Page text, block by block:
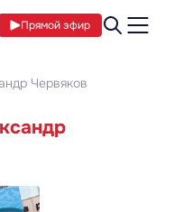
Прямой эфир
Червяков